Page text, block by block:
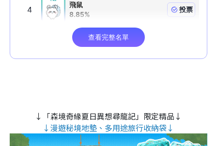
↓「森境奇緣夏日異想尋龍記」限定精品↓
↓漫遊秘境地墊、多用途旅行收納袋↓